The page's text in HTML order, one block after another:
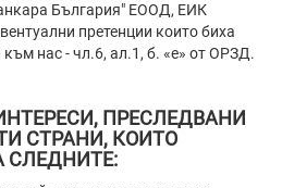
България" ЕООД, ЕИК
претенции които биха
нас - чл.6, ал.1, б. «е» от ОРЗД.
ПРЕСЛЕДВАНИ
СТРАНИ, КОИТО
СЛЕДНИТЕ: